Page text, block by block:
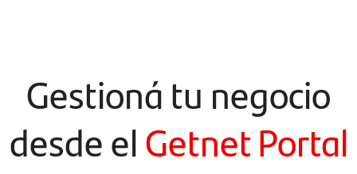
Gestioná tu negocio
desde elGetnet Portal